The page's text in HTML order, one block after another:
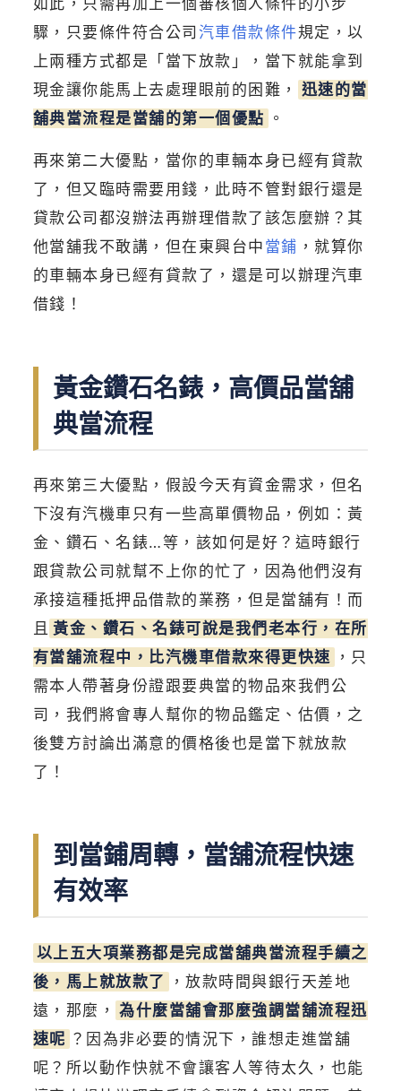
如此，只需再加上一個審核個人條件的小步
驟，只要條件符合公司 汽車借款條件規定，以
上兩種方式都是「當下放款」，當下就能拿到
現金讓你能馬上去處理眼前的困難，
迅速的當
舖典當流程是當舖的第一個優點 。
再來第二大優點，當你的車輛本身已經有貸款
了，但又臨時需要用錢，此時不管對銀行還是
貸款公司都沒辦法再辦理借款了該怎麼辦？其
他當舖我不敢講，但在東興台中 當鋪 ，就算你
的車輛本身已經有貸款了，還是可以辦理汽車
借錢！
黃金鑽石名錶，高價品當舖
典當流程
再來第三大優點，假設今天有資金需求，但名
下沒有汽機車只有一些高單價物品，例如：黃
金、鑽石、名錶…等，該如何是好？這時銀行
跟貸款公司就幫不上你的忙了，因為他們沒有
承接這種抵押品借款的業務，但是當舖有！而
且 黃金、鑽石、名錶可說是我們老本行，在所
有當舖流程中，比汽機車借款來得更快速 ，只
需本人帶著身份證跟要典當的物品來我們公
司，我們將會專人幫你的物品鑑定、估價，之
後雙方討論出滿意的價格後也是當下就放款
了！
到當鋪周轉，當舖流程快速
有效率
以上五大項業務都是完成當舖典當流程手續之
後，馬上就放款了
，放款時間與銀行天差地
遠，那麼，
為什麼當舖會那麼強調當舖流程迅
速呢 ？因為非必要的情況下，誰想走進當舖
呢？所以動作快就不會讓客人等待太久，也能